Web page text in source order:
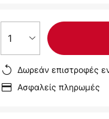
1
Δωρεάν επιστροφές
Ασφαλείς πληρωμές